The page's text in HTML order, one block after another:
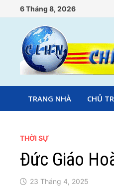
to
content
6 Tháng 8, 2026
TRANG NHÀ CHỦ
THỜI SỰ
Đức Giáo
23 Tháng 4, 2025